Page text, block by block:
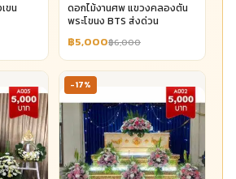
ขน
ดอกไม้งานศพ แขวงคลองตัน
พระโขนง BTS ส่งด่วน
฿5,000฿6,000
-17%